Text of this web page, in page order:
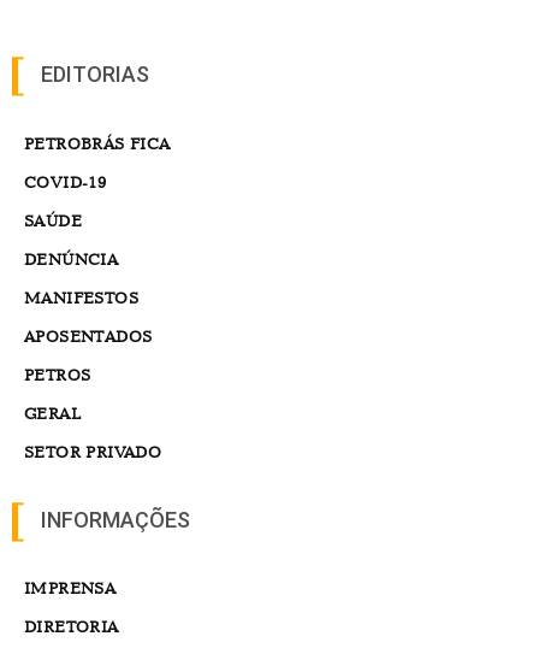
EDITORIAS
PETROBRÁS FICA
COVID-19
SAÚDE
DENÚNCIA
MANIFESTOS
APOSENTADOS
PETROS
GERAL
SETOR PRIVADO
INFORMAÇÕES
IMPRENSA
DIRETORIA